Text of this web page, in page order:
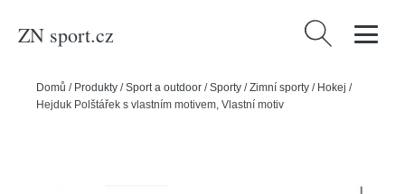
ZN sport.cz Vyhledávání
Domů / Produkty /Sport a outdoor /Sporty /Zimní sporty / Hokej /
Hejduk Polštářek s vlastním motivem, Vlastní motiv